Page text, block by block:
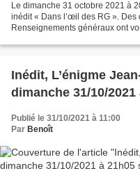
Le dimanche 31 octobre 2021 à
inédit « Dans l’œil des RG ».
Renseignements généraux ont
Inédit, L’énigme
dimanche 31/10/
Publié le 31/10/2021 à 11:00
Par Benoît